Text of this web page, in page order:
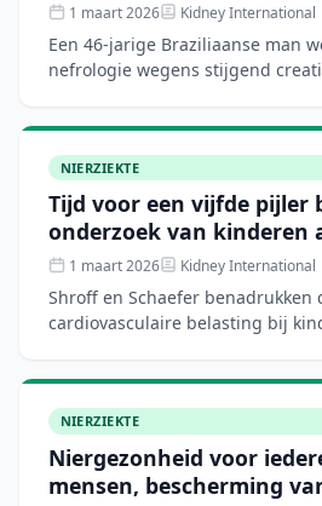
1 maart 2026 Kidney International
Een 46-jarige Braziliaanse man
nefrologie wegens stijgend
longbeeld. Hist
NIERZIEKTE
Tijd voor een vijfde pijler
onderzoek van kinderen
1 maart 2026 Kidney International
Shroff en Schaefer benadrukken
cardiovasculaire belasting bij
preventie. Vochtoverlast
NIERZIEKTE
Niergezonheid voor
mensen, bescherming